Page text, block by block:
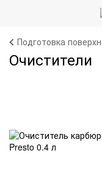
Подготовка
Очистители